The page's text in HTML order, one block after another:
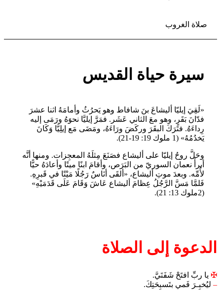
صلاة الغروب
سيرة حياة القديس
«لَقِيَ إيليّا أليشاعَ بنَ شافاط وهو يَحرُثُ وأمامَهُ اثنا عشرَ
فدّانَ بَقَرٍ، وهو معَ الثاني عَشَر. فمَرَّ إيليَّا نحوَهُ ورَمَى إليه
رِداءَهُ. فتَرَكَ البقَرَ وركَضَ ورَاءَهُ، ومَضَى مَع إيلِيَّا وَكَانَ
يَخدُمُهُ» (1 ملوك 19: 19-21).
وحَلَّ روحُ إيليّا على أليشاع فصَنَعَ مِثلَهُ المعجِزات. ومنها أنَّه
أبرأَ نعمان السوريّ من البَرَص، وأقامَ ابنًا ميتًا وأعادَهُ حيًّا
لأُمِّه. وبعدَ موتِ أليشاع، «ألقَى أنَاسٌ رَجُلًا مَيْتًا في قَبرِهِ.
فَلمَّا مَسَّ الرَّجُلُ عِظامَ أليشاع عَاشَ وَقَامَ عَلَى قَدَمَيْهِ»
(2ملوك 13: 21).
الدعوة إلى الصلاة
✠ يا ربِّ افتَحْ شَفَتَيَّ.
– ليُخبِـرَ فَمي بتَسبِحَتِكَ.